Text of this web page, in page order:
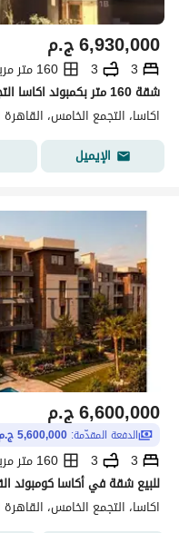
ج.م6,930,000
3
3
160 متر مربع
شقة 160 متر بكمبوند اكاسا التجمع بجوار الجامعة الامريكية
اكاسا، التجمع الخامس،
الإيميل
ج.م6,600,000
الدفعة المقدّمة: 5,600,000 ج.م
3
3
160 متر مربع
اكاسا، التجمع الخامس،